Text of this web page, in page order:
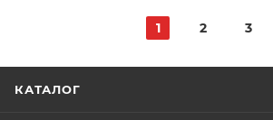
1 2 3
КАТАЛОГ